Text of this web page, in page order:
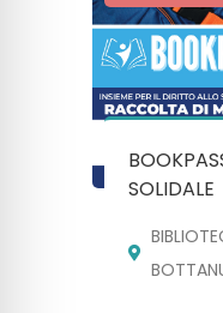
SOLIDALE